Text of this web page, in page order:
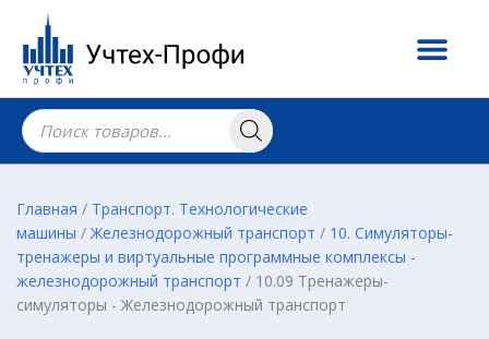
Главная / Транспорт. Технологические
машины /Железнодорожный транспорт / 10. Симуляторы-
тренажеры и виртуальные программные комплексы -
железнодорожный транспорт / 10.09 Тренажеры-
симуляторы - Железнодорожный транспорт